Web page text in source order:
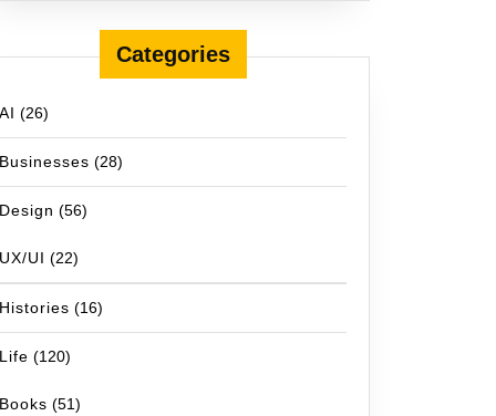
Categories
AI (26)
Businesses (28)
Design (56)
UX/UI (22)
Histories (16)
Life (120)
Books (51)